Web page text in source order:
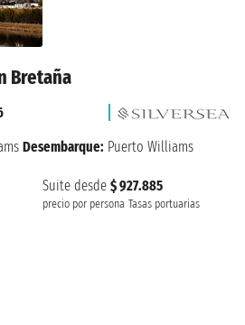
Bretaña
Suite desde $ 927.885
precio por persona Tasas portuarias
Desembarque: Puerto Williams